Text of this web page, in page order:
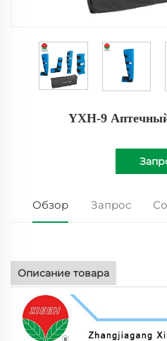
YXH-9
Обзор Запрос
Описание товара